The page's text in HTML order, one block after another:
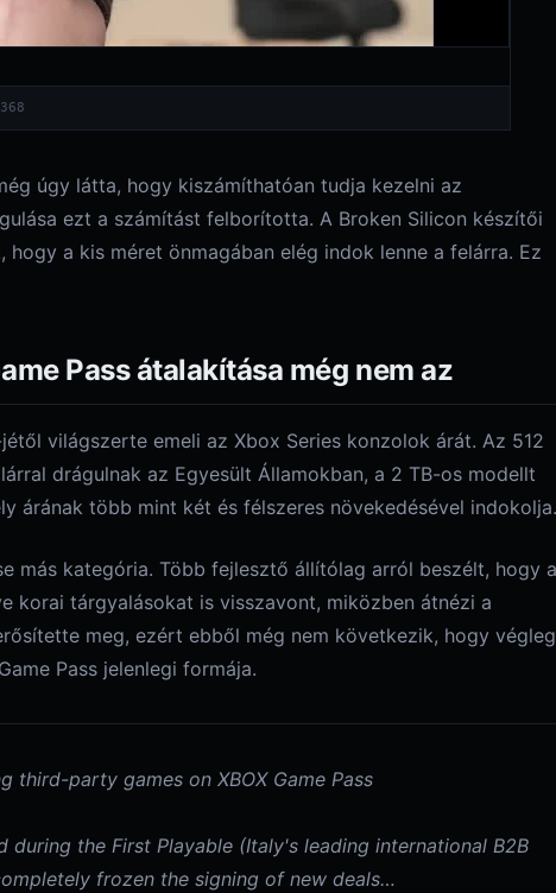
úgy látta, hogy kiszámíthatóan tudja kezelni az
ezt a számítást felborította. A Broken Silicon készítői
a kis méret önmagában elég indok lenne a felárra. Ez
Pass átalakítása még nem az
világszerte emeli az Xbox Series konzolok árát. Az 512
drágulnak az Egyesült Államokban, a 2 TB-os modellt
árának több mint két és félszeres növekedésével
más kategória. Több fejlesztő állítólag arról beszélt, hogy
korai tárgyalásokat is visszavont, miközben átnézi a
meg, ezért ebből még nem következik, hogy végleg
Pass jelenlegi formája.
third-party games on XBOX Game Pass
the First Playable (Italy's leading international B2B
frozen the signing of new deals…